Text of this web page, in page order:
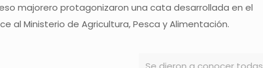
majorero protagonizaron una cata desarrollada en el
al Ministerio de Agricultura, Pesca y Alimentación.